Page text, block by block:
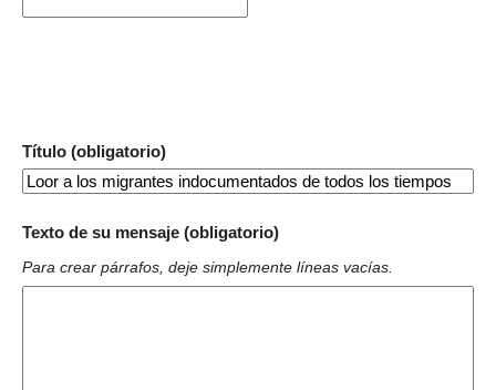
Título (obligatorio)
Texto de su mensaje (obligatorio)
Para crear párrafos, deje simplemente líneas vacías.